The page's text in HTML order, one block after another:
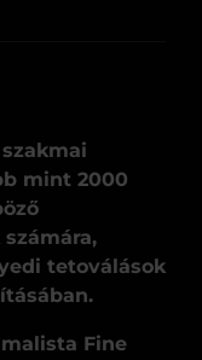
mint 2000
tetoválások
Fine